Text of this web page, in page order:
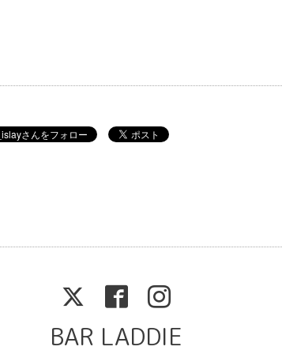
BAR LADDIE